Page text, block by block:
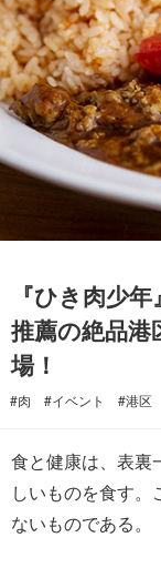
『ひき肉少
推薦の絶品
場！
#肉 #イベント #港区
食と健康は、表裏
しいものを食す
ないものである。